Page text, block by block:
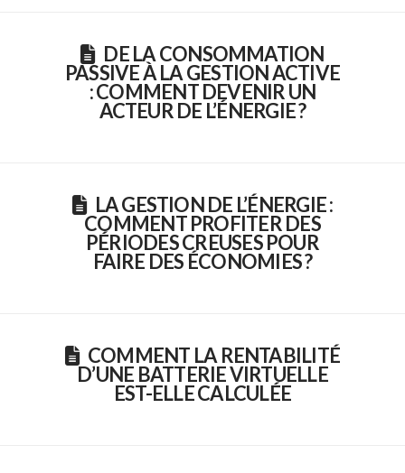
DE LA CONSOMMATION
PASSIVE À LA GESTION ACTIVE
: COMMENT DEVENIR UN
ACTEUR DE L’ÉNERGIE ?
LA GESTION DE L’ÉNERGIE :
COMMENT PROFITER DES
PÉRIODES CREUSES POUR
FAIRE DES ÉCONOMIES ?
COMMENT LA RENTABILITÉ
D’UNE BATTERIE VIRTUELLE
EST-ELLE CALCULÉE